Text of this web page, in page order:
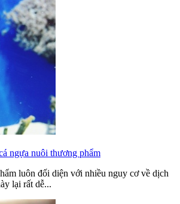
ngựa nuôi thương phẩm
luôn đối diện với nhiều nguy cơ về dịch
lại rất dễ...